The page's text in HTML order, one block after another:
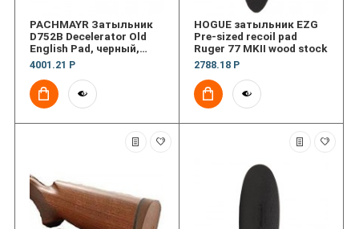
PACHMAYR Затыльник
D752B Decelerator Old
English Pad, черный,
толщина 2см (0.8")
4001.21 Р
HOGUE затыльник EZG
Pre-sized recoil pad
Ruger 77 MKII wood stock
2788.18 Р